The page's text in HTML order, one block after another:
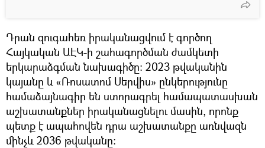
Դրան զուգահեռ իրականացվում է գործող
Հայկական ԱԷԿ-ի շահագործման ժամկետի
երկարաձգման նախագիծը։ 2023 թվականին
կայանը և «Ռոսատոմ Սերվիս» ընկերությունը
համաձայնագիր են ստորագրել համապատասխան
աշխատանքներ իրականացնելու մասին, որոնք
պետք է ապահովեն դրա աշխատանքը առնվազն
մինչև 2036 թվականը։